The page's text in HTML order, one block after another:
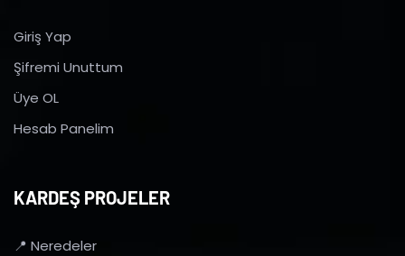
Giriş Yap
Şifremi Unuttum
Üye OL
Hesab Panelim
KARDEŞ PROJELER
📍 Neredeler